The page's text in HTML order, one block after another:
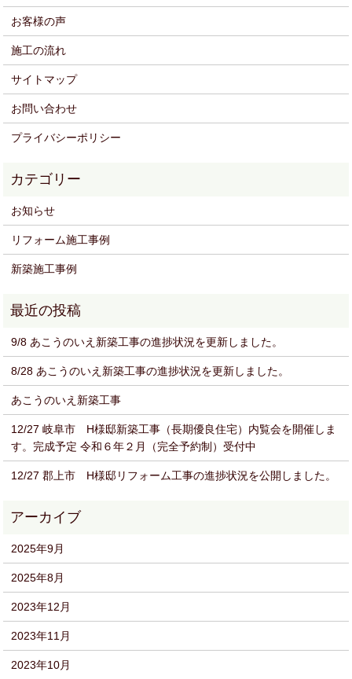
お客様の声
施工の流れ
サイトマップ
お問い合わせ
プライバシーポリシー
お知らせ
リフォーム施工事例
新築施工事例
9/8 あこうのいえ新築工事の進捗状況を更新しました。
8/28 あこうのいえ新築工事の進捗状況を更新しました。
あこうのいえ新築工事
12/27 岐阜市 H様邸新築工事（長期優良住宅）内覧会を開催しま
す。完成予定 令和６年２月（完全予約制）受付中
12/27 郡上市 H様邸リフォーム工事の進捗状況を公開しました。
2025年9月
2025年8月
2023年12月
2023年11月
2023年10月